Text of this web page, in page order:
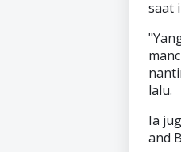
saat
lalu.
Ia
and